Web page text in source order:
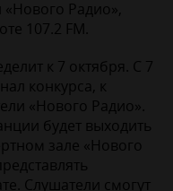
«Нового Радио»,
107.2 FM.
к 7 октября. С 7
конкурса, к
«Нового Радио».
будет выходить
зале «Нового
Слушатели смогут